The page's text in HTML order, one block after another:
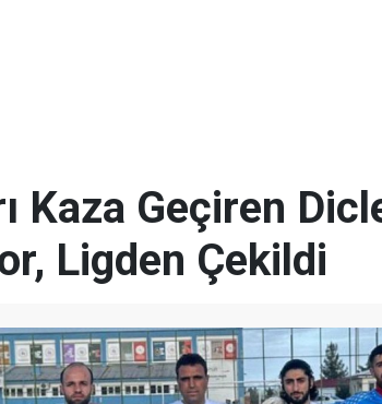
Kaza Geçiren
Ligden Çekildi